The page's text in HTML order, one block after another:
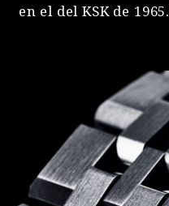
en el del KSK de 1965.